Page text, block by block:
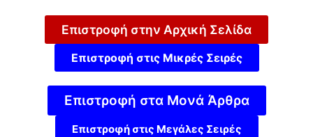
Επιστροφή στην Αρχική Σελίδα
Επιστροφή στις Μικρές Σειρές
Επιστροφή στα Μονά Άρθρα
Επιστροφή στις Μεγάλες Σειρές